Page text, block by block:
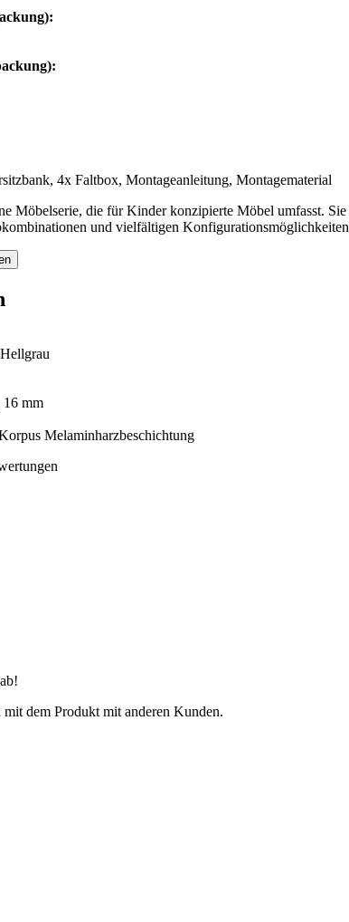
4x Faltbox, Montageanleitung, Montagematerial
Möbelserie, die für Kinder konzipierte Möbel umfasst.
und vielfältigen
Hellgrau
16 mm
Melaminharzbeschichtung
dem Produkt mit anderen Kunden.